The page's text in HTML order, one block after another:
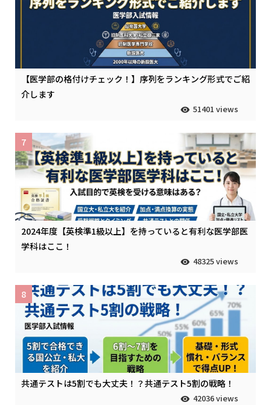
【医学部の格付けチェック！】序列をランキング形式でご紹
介します
51401 views
2024年度【英検準1級以上】を持っていると有利な医学部医
学科はここ！
48325 views
7
共通テストは5割でも大丈夫！？共通テスト5割の戦略！
42036 views
8